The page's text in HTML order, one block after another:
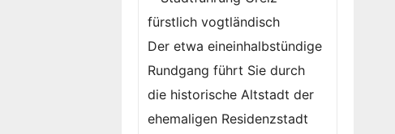
Der etwa eineinhalbstündige
Rundgang führt Sie durch
die historische Altstadt der
ehemaligen Residenzstadt